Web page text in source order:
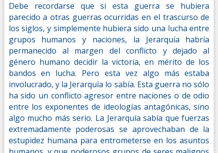
Debe recordarse que si esta guerra se hubiera
parecido a otras guerras ocurridas en el trascurso de
los siglos, y simplemente hubiera sido una lucha entre
grupos humanos y naciones, la Jerarquía habría
permanecido al margen del conflicto y dejado al
género humano decidir la victoria, en mérito de los
bandos en lucha. Pero esta vez algo más estaba
involucrado, y la Jerarquía lo sabía. Esta guerra no sólo
ha sido un conflicto agresor entre naciones o de odio
entre los exponentes de ideologías antagónicas, sino
algo mucho más serio. La Jerarquía sabía que fuerzas
extremadamente poderosas se aprovechaban de la
estupidez humana para entrometerse en los asuntos